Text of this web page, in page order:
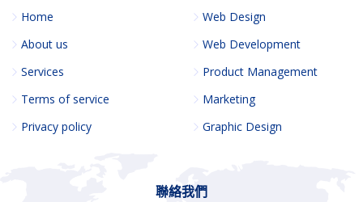
Home
About us
Services
Terms of service
Privacy policy
Web Design
Web Development
Product Management
Marketing
Graphic Design
聯絡我們